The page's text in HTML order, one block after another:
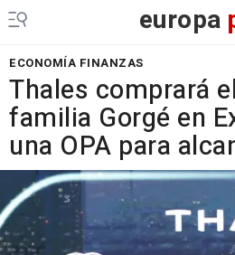
europa
ECONOMÍA FINANZAS
Thales comprará
familia Gorgé en
una OPA para